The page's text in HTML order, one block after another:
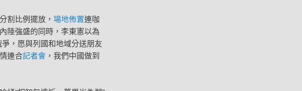
割比例擺放， 場地佈置連咖
陸強盛的同時，李東憲以為
，愿與列國和地域分送朋友
連合記者會，我們中國做到